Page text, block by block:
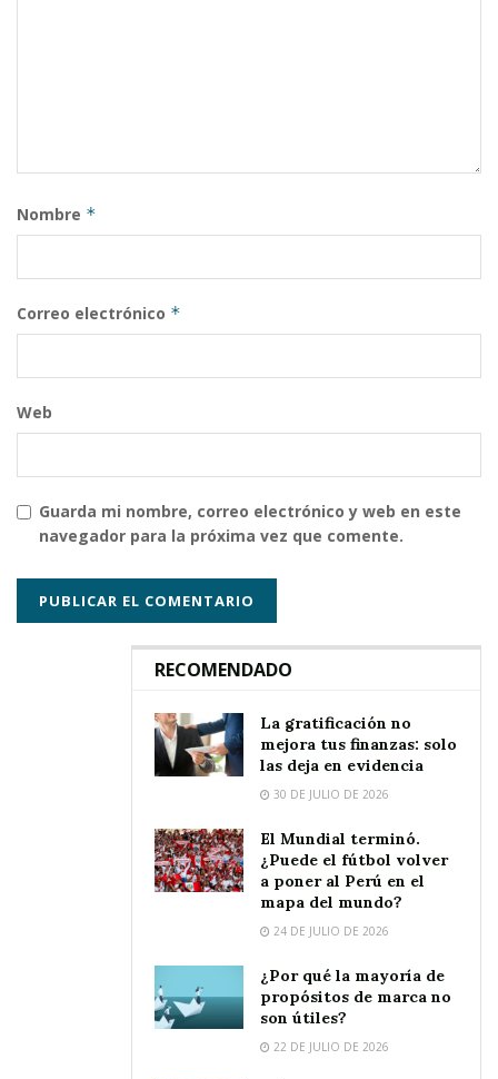
Nombre *
Correo electrónico *
Web
Guarda mi nombre, correo electrónico y web en este
navegador para la próxima vez que comente.
RECOMENDADO
La gratificación no
mejora tus finanzas: solo
las deja en evidencia
30 DE JULIO DE 2026
El Mundial terminó.
¿Puede el fútbol volver
a poner al Perú en el
mapa del mundo?
24 DE JULIO DE 2026
¿Por qué la mayoría de
propósitos de marca no
son útiles?
22 DE JULIO DE 2026